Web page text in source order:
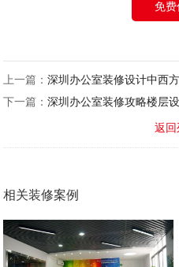
免费
上一篇：深圳办公室装修设计中西
下一篇：深圳办公室装修攻略楼层
返回
相关装修案例